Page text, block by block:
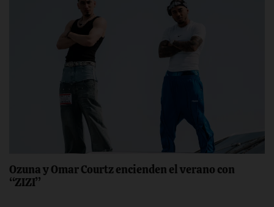
Ozuna y Omar Courtz encienden el verano con
“ZIZI”